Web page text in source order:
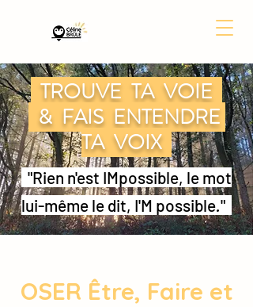
TROUVE TA VOIE
& FAIS ENTENDRE
TA VOIX
"Rien n'est IMpossible, le mot
lui-même le dit, I'M possible."
OSER Être, Faire et